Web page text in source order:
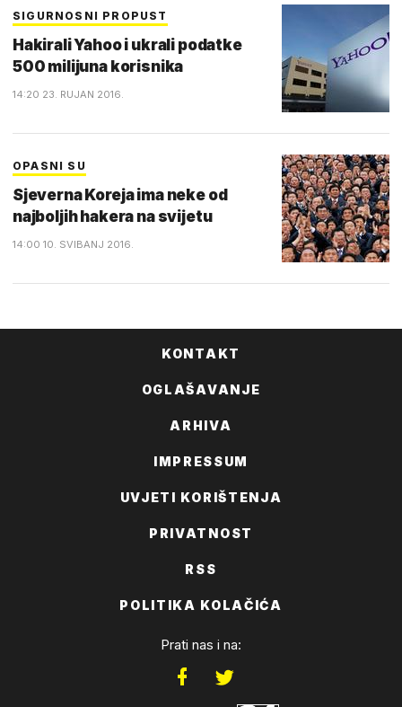
SIGURNOSNI PROPUST
Hakirali Yahoo i ukrali podatke
500 milijuna korisnika
14:20 23. RUJAN 2016.
OPASNI SU
Sjeverna Koreja ima neke od
najboljih hakera na svijetu
14:00 10. SVIBANJ 2016.
KONTAKT
OGLAŠAVANJE
ARHIVA
IMPRESSUM
UVJETI KORIŠTENJA
PRIVATNOST
RSS
POLITIKA KOLAČIĆA
Prati nas i na: